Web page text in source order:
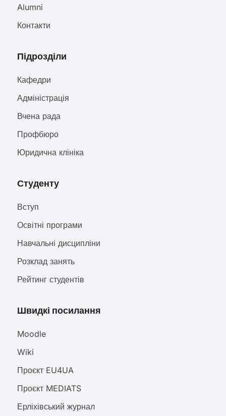
Alumni
Контакти
Підрозділи
Кафедри
Адміністрація
Вчена рада
Профбюро
Юридична клініка
Студенту
Вступ
Освітні програми
Навчальні дисципліни
Розклад занять
Рейтинг студентів
Швидкі посилання
Moodle
Wiki
Проєкт EU4UA
Проєкт MEDIATS
Ерліхівський журнал